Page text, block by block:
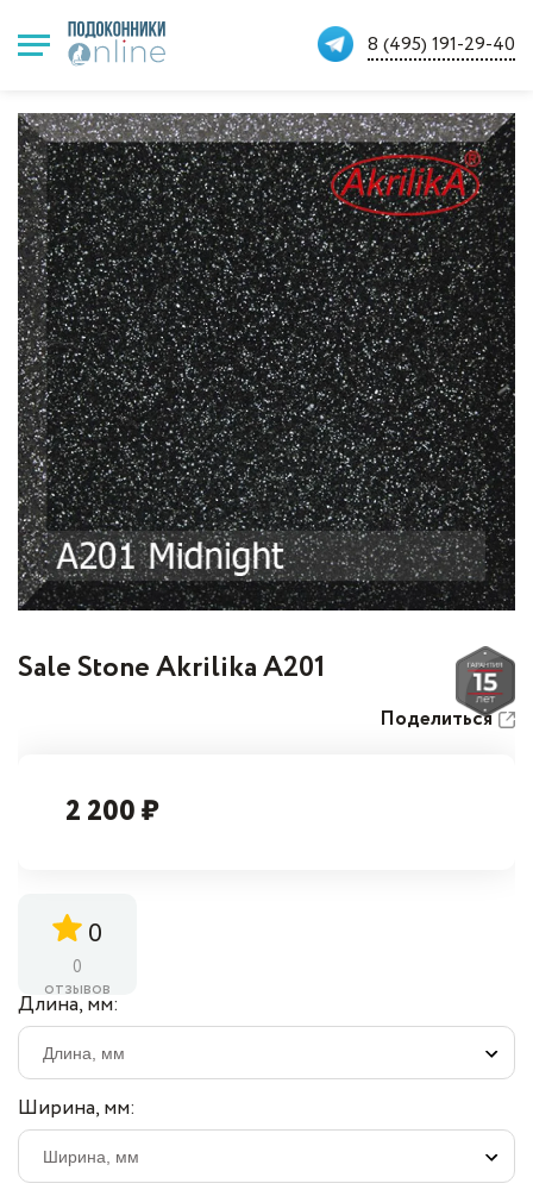
8 (495) 191-29-40
Sale Stone Akrilika A201
Поделиться
2 200 ₽
0
0
отзывов
Длина, мм:
Ширина, мм: